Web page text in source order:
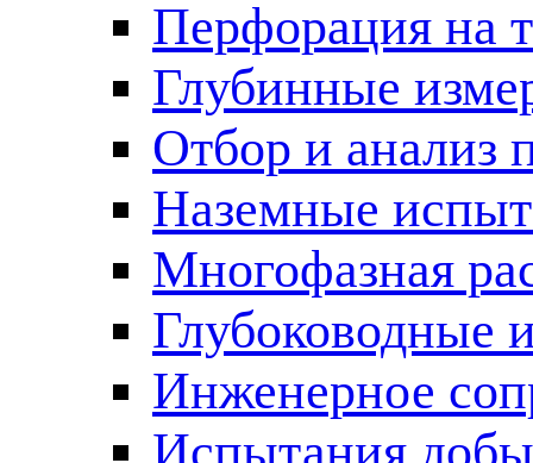
Перфорация на
Глубинные
Отбор и анализ
Наземные
Многофазная
Глубоководные
Инженерное